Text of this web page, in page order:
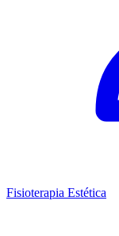
Fisioterapia Estética